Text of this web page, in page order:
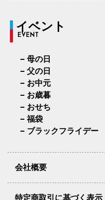
イベント
EVENT
母の日
父の日
お中元
お歳暮
おせち
福袋
ブラックフライデー
会社概要
特定商取引に基づく表示